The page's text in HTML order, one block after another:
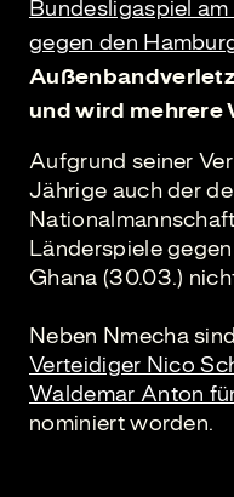
Bundesligaspiel
gegen den
und wird mehrere
Aufgrund seiner
Jährige auch der
Länderspiele
Ghana (30.03.)
Neben Nmecha
Verteidiger Nico
Waldemar Anton
nominiert worden.